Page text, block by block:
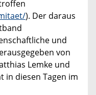
). Der daraus
und
von
Lemke und
in diesen Tagen im